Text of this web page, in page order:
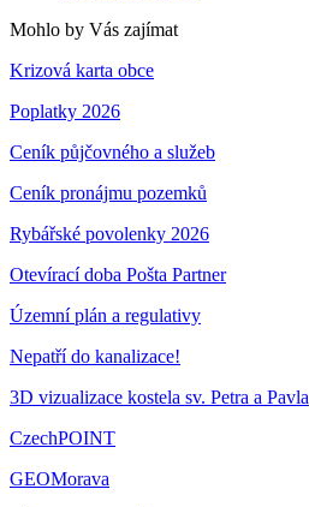
Mohlo by Vás zajímat
Krizová karta obce
Poplatky 2026
Ceník půjčovného a služeb
Ceník pronájmu pozemků
Rybářské povolenky 2026
Otevírací doba Pošta Partner
Územní plán a regulativy
Nepatří do kanalizace!
3D vizualizace kostela sv. Petra a Pavla
CzechPOINT
GEOMorava